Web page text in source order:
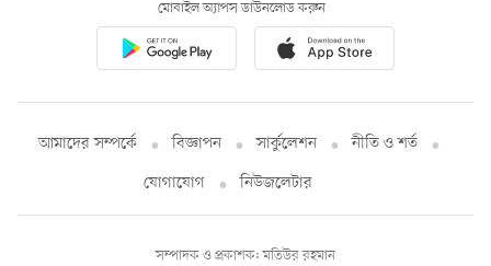
মোবাইল অ্যাপস ডাউনলোড করুন
আমাদের সম্পর্কে বিজ্ঞাপন সার্কুলেশন
নীতি ও শর্ত
যোগাযোগ
নিউজলেটার
সম্পাদক ও প্রকাশক: মতিউর রহমান